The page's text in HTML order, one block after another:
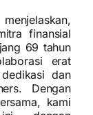
menjelaskan,
finansial
69 tahun
erat
dan
Dengan
kami